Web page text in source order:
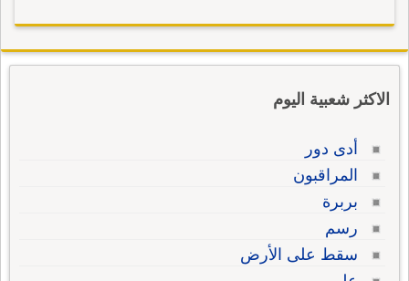
الاكثر شعبية اليوم
أدى دور
المراقبون
بربرة
رسم
سقط على الأرض